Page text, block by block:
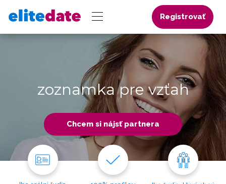
Registrovať
zoznamka pre vzťah
Chcem si nájsť partnera